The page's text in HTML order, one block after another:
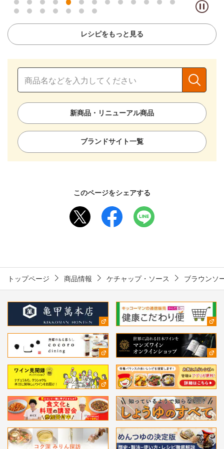
レシピをもっと見る
新商品・リニューアル商品
ブランドサイト一覧
このページをシェアする
トップページ 商品情報 ケチャップ・ソース ブラウンソ